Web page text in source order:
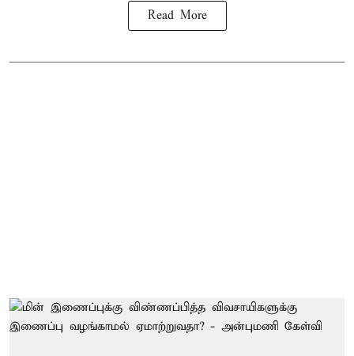
Read More